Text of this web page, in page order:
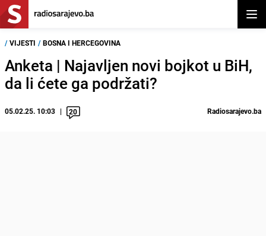
/ VIJESTI / BOSNA I HERCEGOVINA
Anketa | Najavljen novi bojkot u BiH,
da li ćete ga podržati?
05.02.25. 10:03 20 Radiosarajevo.ba